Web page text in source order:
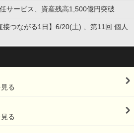
サービス、資産残高1,500億円突破
接つながる1日】6/20(土) 、第11回 個人
る
る